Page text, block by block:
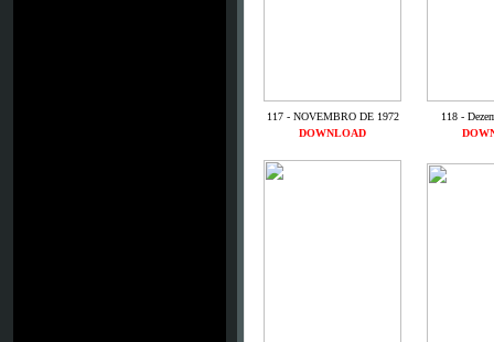
117 - NOVEMBRO DE 1972
118 -
DOWNLOAD